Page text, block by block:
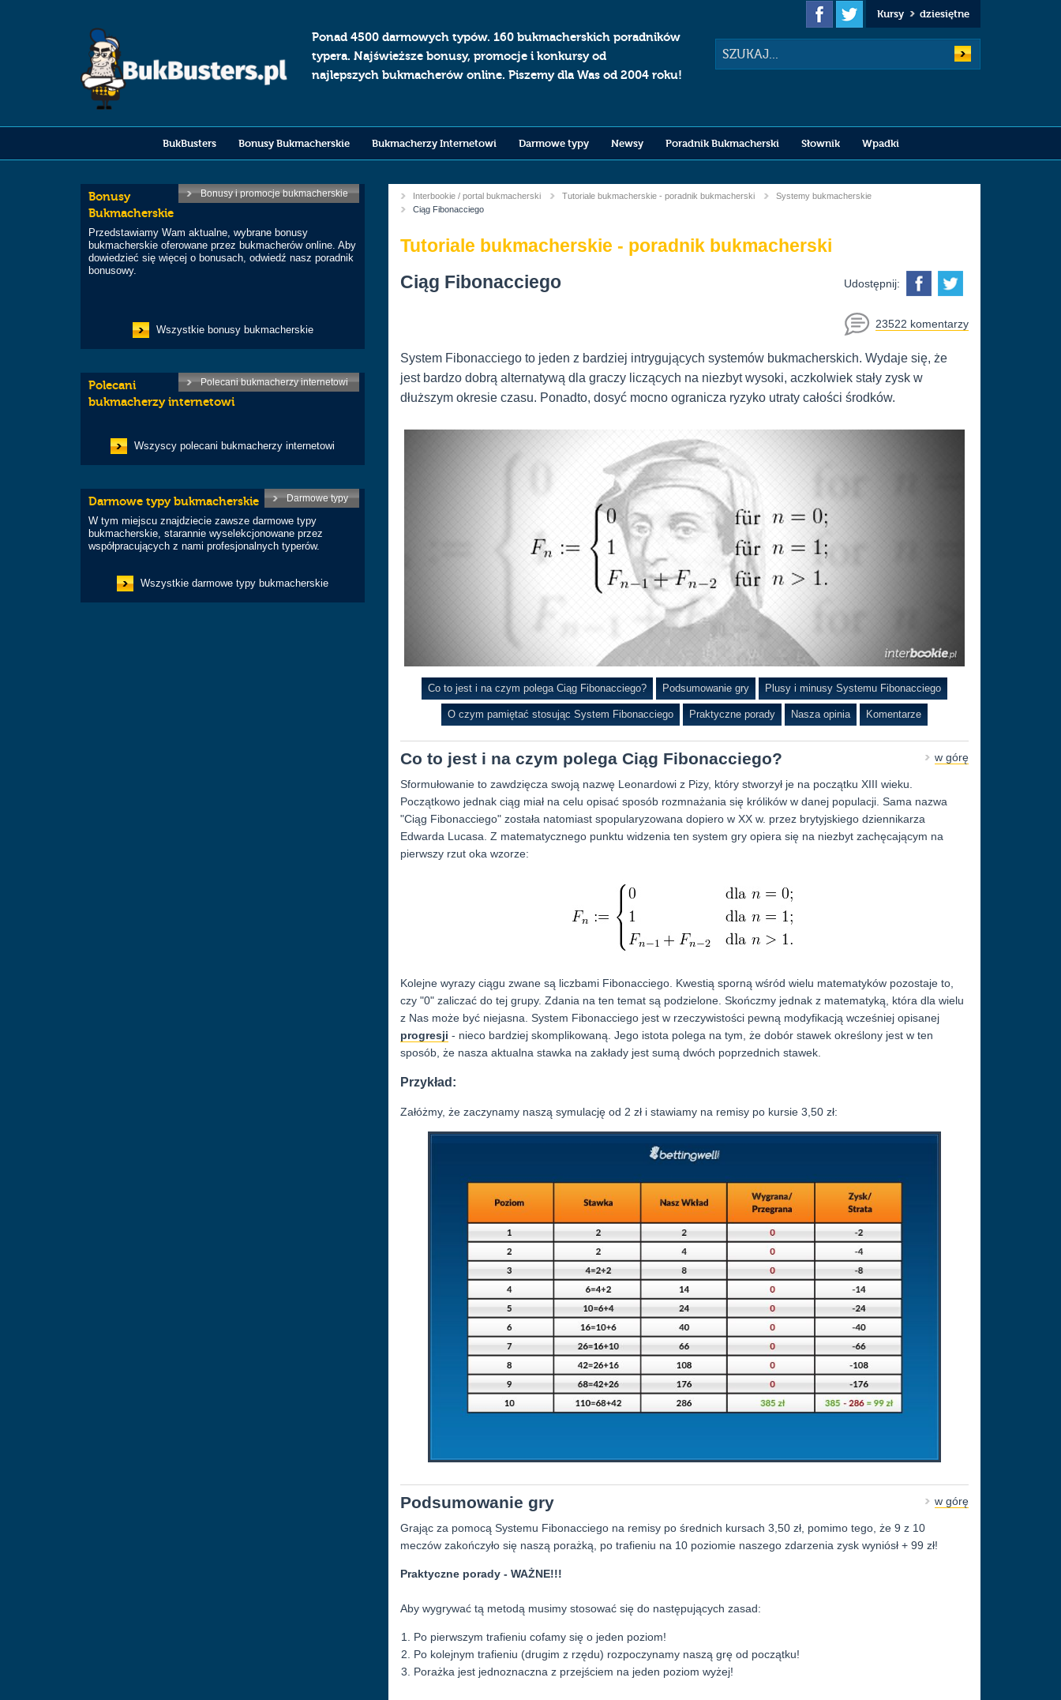
Kursy dziesiętne
Ponad 4500 darmowych typów. 160 bukmacherskich poradników
typera. Najświeższe bonusy, promocje i konkursy od
najlepszych bukmacherów online. Piszemy dla Was od 2004 roku!
Szukaj
BukBusters Bonusy Bukmacherskie Bukmacherzy Internetowi Darmowe typy Newsy Poradnik Bukmacherski Słownik Wpadki
You
here
Interbookie / portal bukmacherski Tutoriale bukmacherskie - poradnik bukmacherski
Systemy bukmacherskie
Current:
Ciąg Fibonacciego
Tutoriale bukmacherskie - poradnik bukmacherski
Ciąg Fibonacciego
Udostępnij:
23522 komentarzy
System Fibonacciego to jeden z bardziej intrygujących systemów bukmacherskich. Wydaje się, że
jest bardzo dobrą alternatywą dla graczy liczących na niezbyt wysoki, aczkolwiek stały zysk w
dłuższym okresie czasu. Ponadto, dosyć mocno ogranicza ryzyko utraty całości środków.
Co to jest i na czym polega Ciąg Fibonacciego? Podsumowanie gry Plusy i minusy Systemu Fibonacciego
O czym pamiętać stosując System Fibonacciego Praktyczne porady Nasza opinia Komentarze
w górę
Co to jest i na czym polega Ciąg Fibonacciego?
Sformułowanie to zawdzięcza swoją nazwę Leonardowi z Pizy, który stworzył je na początku XIII wieku.
Początkowo jednak ciąg miał na celu opisać sposób rozmnażania się królików w danej populacji. Sama nazwa
"Ciąg Fibonacciego" została natomiast spopularyzowana dopiero w XX w. przez brytyjskiego dziennikarza
Edwarda Lucasa. Z matematycznego punktu widzenia ten system gry opiera się na niezbyt zachęcającym na
pierwszy rzut oka wzorze:
Kolejne wyrazy ciągu zwane są liczbami Fibonacciego. Kwestią sporną wśród wielu matematyków pozostaje to,
czy "0" zaliczać do tej grupy. Zdania na ten temat są podzielone. Skończmy jednak z matematyką, która dla wielu
z Nas może być niejasna. System Fibonacciego jest w rzeczywistości pewną modyfikacją wcześniej opisanej
progresji - nieco bardziej skomplikowaną. Jego istota polega na tym, że dobór stawek określony jest w ten
sposób, że nasza aktualna stawka na zakłady jest sumą dwóch poprzednich stawek.
Przykład:
Załóżmy, że zaczynamy naszą symulację od 2 zł i stawiamy na remisy po kursie 3,50 zł:
w górę
Podsumowanie gry
Grając za pomocą Systemu Fibonacciego na remisy po średnich kursach 3,50 zł, pomimo tego, że 9 z 10
meczów zakończyło się naszą porażką, po trafieniu na 10 poziomie naszego zdarzenia zysk wyniósł + 99 zł!
Praktyczne porady - WAŻNE!!!
Aby wygrywać tą metodą musimy stosować się do następujących zasad:
Po pierwszym trafieniu cofamy się o jeden poziom!
Po kolejnym trafieniu (drugim z rzędu) rozpoczynamy naszą grę od początku!
Porażka jest jednoznaczna z przejściem na jeden poziom wyżej!
Bonusy i promocje bukmacherskie
Bonusy
Bukmacherskie
Przedstawiamy Wam aktualne, wybrane bonusy
bukmacherskie oferowane przez bukmacherów online. Aby
dowiedzieć się więcej o bonusach, odwiedź nasz poradnik
bonusowy.
Wszystkie bonusy bukmacherskie
Polecani bukmacherzy internetowi
Polecani
bukmacherzy internetowi
Wszyscy polecani bukmacherzy internetowi
Darmowe typy
Darmowe typy bukmacherskie
W tym miejscu znajdziecie zawsze darmowe typy
bukmacherskie, starannie wyselekcjonowane przez
współpracujących z nami profesjonalnych typerów.
Wszystkie darmowe typy bukmacherskie